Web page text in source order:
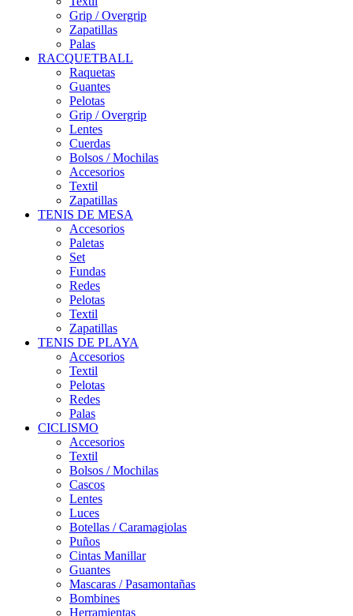
Grip / Overgrip
Zapatillas
Palas
RACQUETBALL
Raquetas
Guantes
Pelotas
Grip / Overgrip
Lentes
Cuerdas
Bolsos / Mochilas
Accesorios
Textil
Zapatillas
TENIS DE MESA
Accesorios
Paletas
Set
Fundas
Redes
Pelotas
Textil
Zapatillas
TENIS DE PLAYA
Accesorios
Textil
Pelotas
Redes
Palas
CICLISMO
Accesorios
Textil
Bolsos / Mochilas
Cascos
Lentes
Luces
Botellas / Caramagiolas
Puños
Cintas Manillar
Guantes
Mascaras / Pasamontañas
Bombines
Herramientas